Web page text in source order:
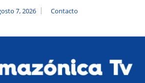
7, 2026 Contacto